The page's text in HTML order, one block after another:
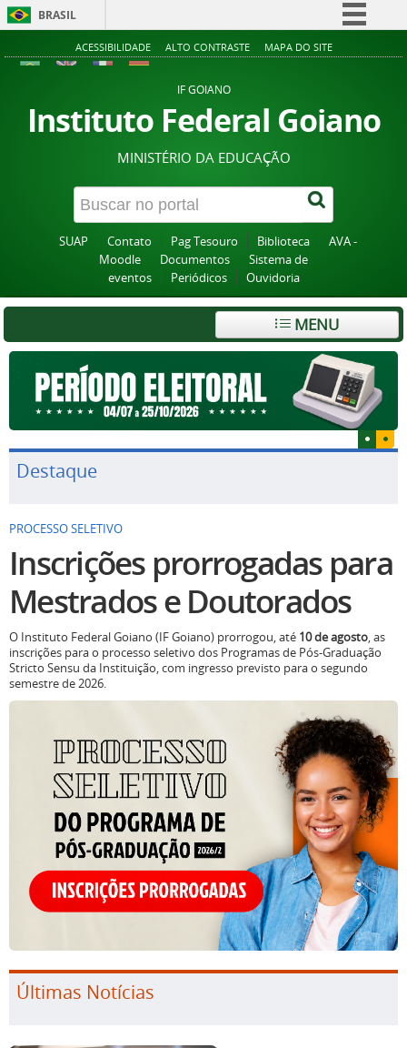
BRASIL
Simplifique!
Acesso à informação
Legislação
Canais
ACESSIBILIDADE ALTO CONTRASTE MAPA DO SITE
IF GOIANO
Instituto Federal Goiano
MINISTÉRIO DA EDUCAÇÃO
SUAP Contato Pag Tesouro Biblioteca
AVA -
Moodle
Documentos
Sistema de
eventos
Periódicos Ouvidoria
MENU
Destaque
PROCESSO SELETIVO
Inscrições prorrogadas para
Mestrados e Doutorados
O Instituto Federal Goiano (IF Goiano) prorrogou, até 10 de agosto, as
inscrições para o processo seletivo dos Programas de Pós-Graduação
Stricto Sensu da Instituição, com ingresso previsto para o segundo
semestre de 2026.
Últimas Notícias